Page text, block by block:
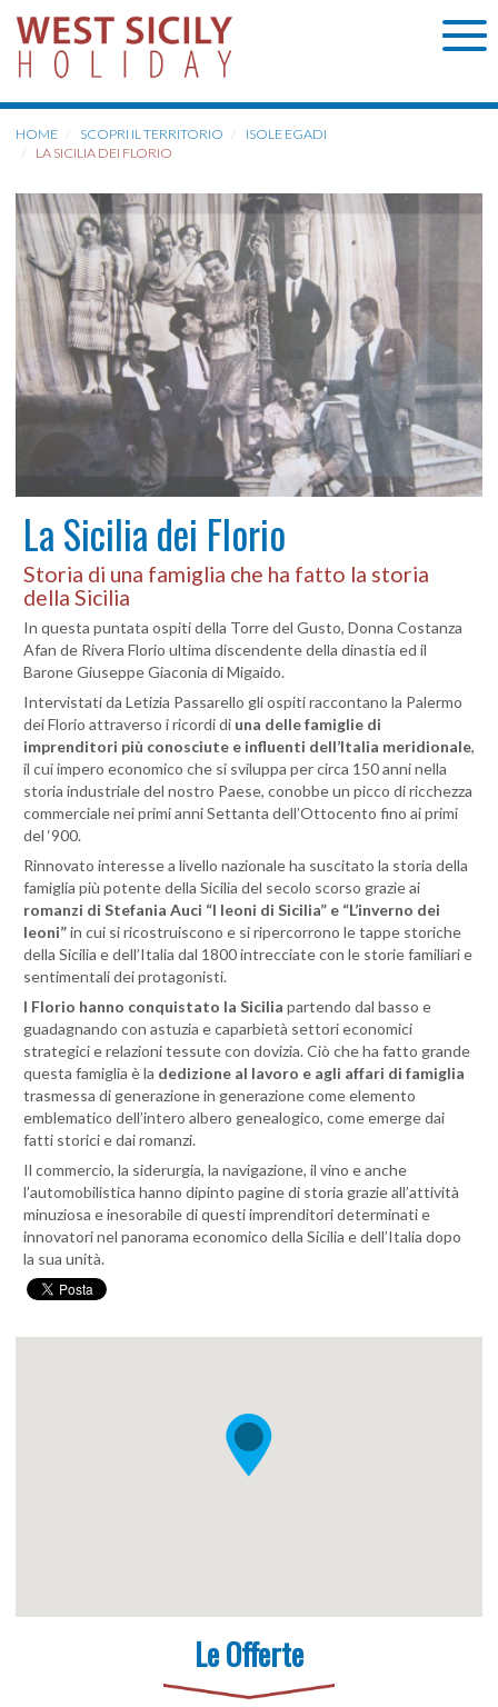
HOME SCOPRI IL TERRITORIO
ISOLE EGADI
LA SICILIA DEI FLORIO
La Sicilia dei Florio
Storia di una famiglia che ha fatto la storia
della Sicilia
In questa puntata ospiti della Torre del Gusto, Donna Costanza
Afan de Rivera Florio ultima discendente della dinastia ed il
Barone Giuseppe Giaconia di Migaido.
Intervistati da Letizia Passarello gli ospiti raccontano la Palermo
dei Florio attraverso i ricordi di una delle famiglie di
imprenditori più conosciute e influenti dell’Italia meridionale,
il cui impero economico che si sviluppa per circa 150 anni nella
storia industriale del nostro Paese, conobbe un picco di ricchezza
commerciale nei primi anni Settanta dell’Ottocento fino ai primi
del ‘900.
Rinnovato interesse a livello nazionale ha suscitato la storia della
famiglia più potente della Sicilia del secolo scorso grazie ai
romanzi di Stefania Auci “I leoni di Sicilia” e “L’inverno dei
leoni”in cui si ricostruiscono e si ripercorrono le tappe storiche
della Sicilia e dell’Italia dal 1800 intrecciate con le storie familiari e
sentimentali dei protagonisti.
I Florio hanno conquistato la Sicilia partendo dal basso e
guadagnando con astuzia e caparbietà settori economici
strategici e relazioni tessute con dovizia. Ciò che ha fatto grande
questa famiglia è la dedizione al lavoro e agli affari di famiglia
trasmessa di generazione in generazione come elemento
emblematico dell’intero albero genealogico, come emerge dai
fatti storici e dai romanzi.
Il commercio, la siderurgia, la navigazione, il vino e anche
l’automobilistica hanno dipinto pagine di storia grazie all’attività
minuziosa e inesorabile di questi imprenditori determinati e
innovatori nel panorama economico della Sicilia e dell’Italia dopo
la sua unità.
Le Offerte